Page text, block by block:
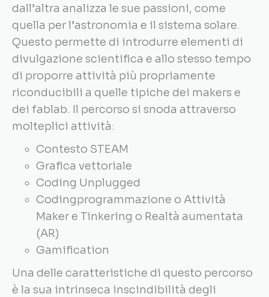
dall’altra analizza le sue passioni, come
quella per l’astronomia e il sistema solare.
Questo permette di introdurre elementi di
divulgazione scientifica e allo stesso tempo
di proporre attività più propriamente
riconducibili a quelle tipiche dei makers e
dei fablab. Il percorso si snoda attraverso
molteplici attività:
Contesto STEAM
Grafica vettoriale
Coding Unplugged
Codingprogrammazione o Attività
Maker e Tinkering o Realtà aumentata
(AR)
Gamification
Una delle caratteristiche di questo percorso
è la sua intrinseca inscindibilità degli